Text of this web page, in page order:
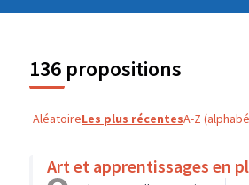
136 propositions
AléatoireLes plus récentesA-Z
Art et apprentissages en